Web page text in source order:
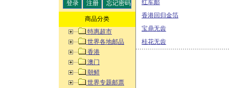
商品分类
特惠超市
世界各地邮品
香港
澳门
朝鲜
世界专题邮票
红军邮
香港回归金箔
宝鼎无齿
桂花无齿